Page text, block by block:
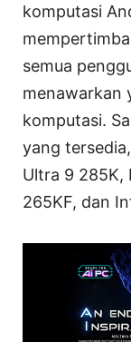
komputasi
semua
menawarkan
komputasi.
yang
Ultra 9 285K,
265KF, dan